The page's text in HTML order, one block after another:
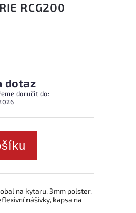
RCG200
dotaz
doručit do:
na kytaru, 3mm polster,
nášivky, kapsa na